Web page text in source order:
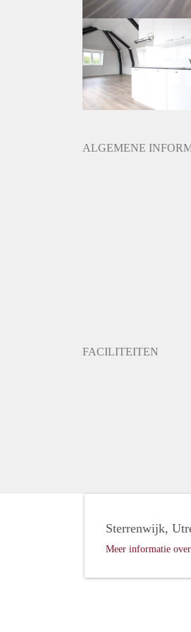
- Borg gelijk aan 2
- Eenmalige
- Beschikbaar per direct.
Prijs
€ 1.250,- per maand
raambekleding) en
De genoemde
verhoging.
ALGEMENE
FACILITEITEN
Sterrenwijk,
Meer informatie